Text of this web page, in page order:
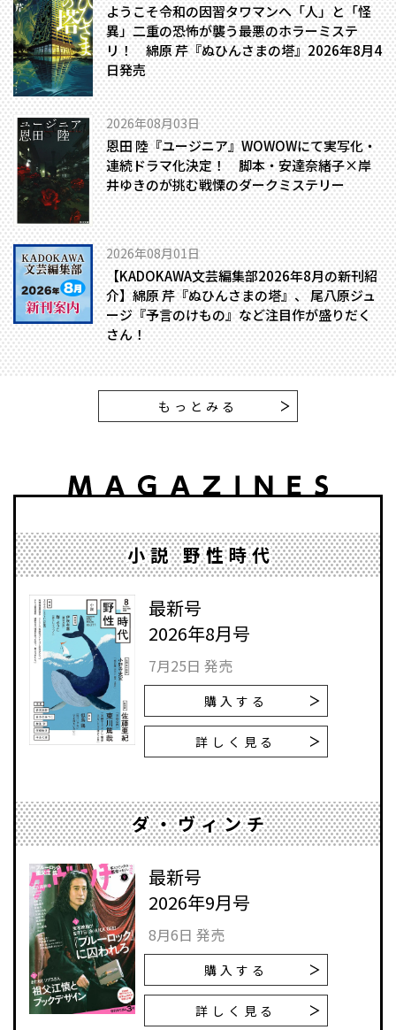
ようこそ令和の因習タワマンへ――「人」と「怪
異」二重の恐怖が襲う最悪のホラーミステ
リ！ 綿原 芹『ぬひんさまの塔』2026年8月4
日発売
2026年08月03日
恩田 陸『ユージニア』WOWOWにて実写化・
連続ドラマ化決定！ 脚本・安達奈緒子×岸
井ゆきのが挑む戦慄のダークミステリー
2026年08月01日
【KADOKAWA文芸編集部2026年8月の新刊紹
介】綿原 芹『ぬひんさまの塔』、 尾八原ジュ
ージ『予言のけもの』など注目作が盛りだく
さん！
もっとみる
小説 野性時代
最新号
2026年8月号
7月25日 発売
購入する
詳しく見る
ダ・ヴィンチ
最新号
2026年9月号
8月6日 発売
購入する
詳しく見る